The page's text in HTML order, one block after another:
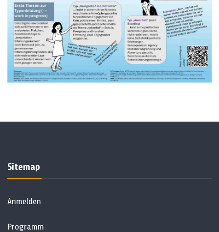
Sitemap
Anmelden
Programm